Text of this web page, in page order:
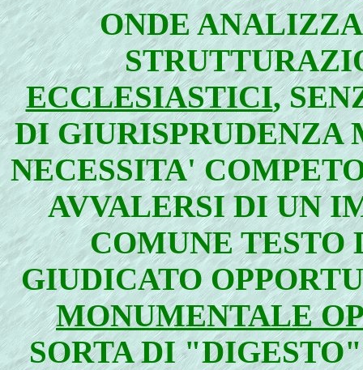
ONDE
ECCLESIASTICI,
DI GIURISPRUDENZA
NECESSITA'
AVVALERSI DI UN
COMUNE TESTO
GIUDICATO
MONUMENTALE
SORTA DI